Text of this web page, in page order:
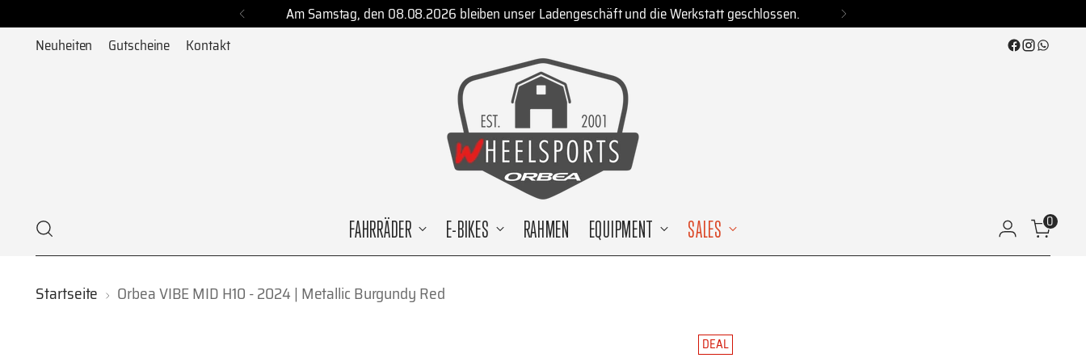
Am Samstag, den 08.08.2026 bleiben unser Ladengeschäft und die Werkstatt geschlossen.
Neuheiten
Gutscheine Kontakt
FAHRRÄDER E-BIKES RAHMEN EQUIPMENT SALES 0
Startseite Orbea VIBE MID H10 - 2024 | Metallic Burgundy Red
DEAL